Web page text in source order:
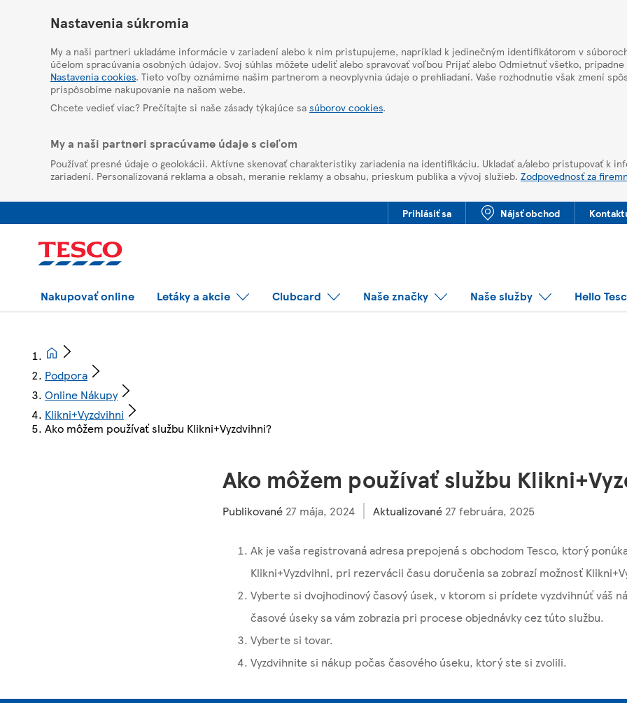
HelpPage
Nastavenia súkromia
My a naši partneri ukladáme informácie v zariadení alebo k nim pristupujeme, napríklad k jedinečným identifikátorom v
účelom spracúvania osobných údajov. Svoj súhlas môžete udeliť alebo spravovať voľbou Prijať alebo Odmietnuť všetko,
Nastavenia cookies. Tieto voľby oznámime našim partnerom a neovplyvnia údaje o prehliadaní. Vaše rozhodnutie však zmení
prispôsobíme nakupovanie na našom webe.
Chcete vedieť viac? Prečítajte si naše zásady týkajúce sa súborov cookies.
My a naši partneri spracúvame údaje s cieľom
Používať presné údaje o geolokácii. Aktívne skenovať charakteristiky zariadenia na identifikáciu. Ukladať a/alebo pristupovať k
zariadení. Personalizovaná reklama a obsah, meranie reklamy a obsahu, prieskum publika a vývoj služieb. Zodpovednosť za
Prihlásiť sa Nájsť obchod
Nakupovať online Letáky a akcie Clubcard Naše značky Naše služby Hello
Podpora
Online Nákupy
Klikni+Vyzdvihni
Ako môžem používať službu Klikni+Vyzdvihni?
Ako môžem používať službu
Publikované 27 mája, 2024 Aktualizované 27 februára, 2025
Ak je vaša registrovaná adresa prepojená s obchodom Tesco, ktorý
Klikni+Vyzdvihni, pri rezervácii času doručenia sa zobrazí možnosť
Vyberte si dvojhodinový časový úsek, v ktorom si prídete vyzdvihnúť váš
časové úseky sa vám zobrazia pri procese objednávky cez túto službu.
Vyberte si tovar.
Vyzdvihnite si nákup počas časového úseku, ktorý ste si zvolili.